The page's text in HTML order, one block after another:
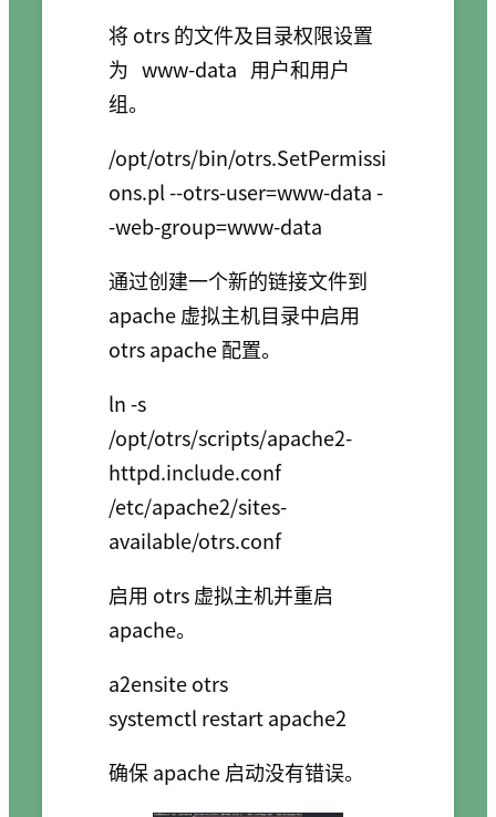
将 otrs 的文件及目录权限设置
为 www-data 用户和用户
组。
/opt/otrs/bin/otrs.SetPermissi
ons.pl --otrs-user=www-data -
通过创建一个新的链接文件到
apache 虚拟主机目录中启用
otrs apache 配置。
ln -s
/opt/otrs/scripts/apache2-
httpd.include.conf
/etc/apache2/sites-
启用 otrs 虚拟主机并重启
apache。
a2ensite otrs
确保 apache 启动没有错误。